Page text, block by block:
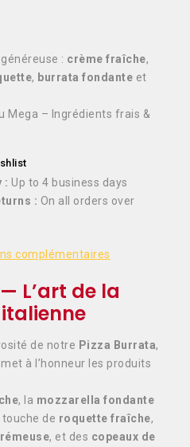
: crème fraîche,
, burrata fondante et
Mega – Ingrédients frais &
: Up to 4 business days
: On all orders over
complémentaires
L’art de la
de notre Pizza Burrata,
à l’honneur les produits
, la mozzarella fondante
touche de roquette fraîche,
, et des copeaux de